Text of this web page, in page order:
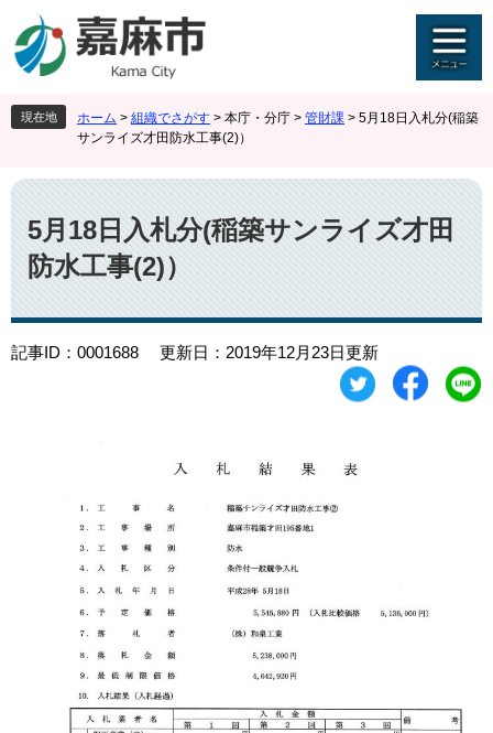
ジ
先
頭
。
ュ
を
飛
て
本
文
へ
現在地 ホーム > 組織でさがす > 本庁・分庁 > 管財課 > 5月18日入札分(稲築
サンライズ才田防水工事(2)）
本
文
5月18日入札分(稲築サンライズ才田
防水工事(2)）
記事ID：0001688 更新日：2019年12月23日更新